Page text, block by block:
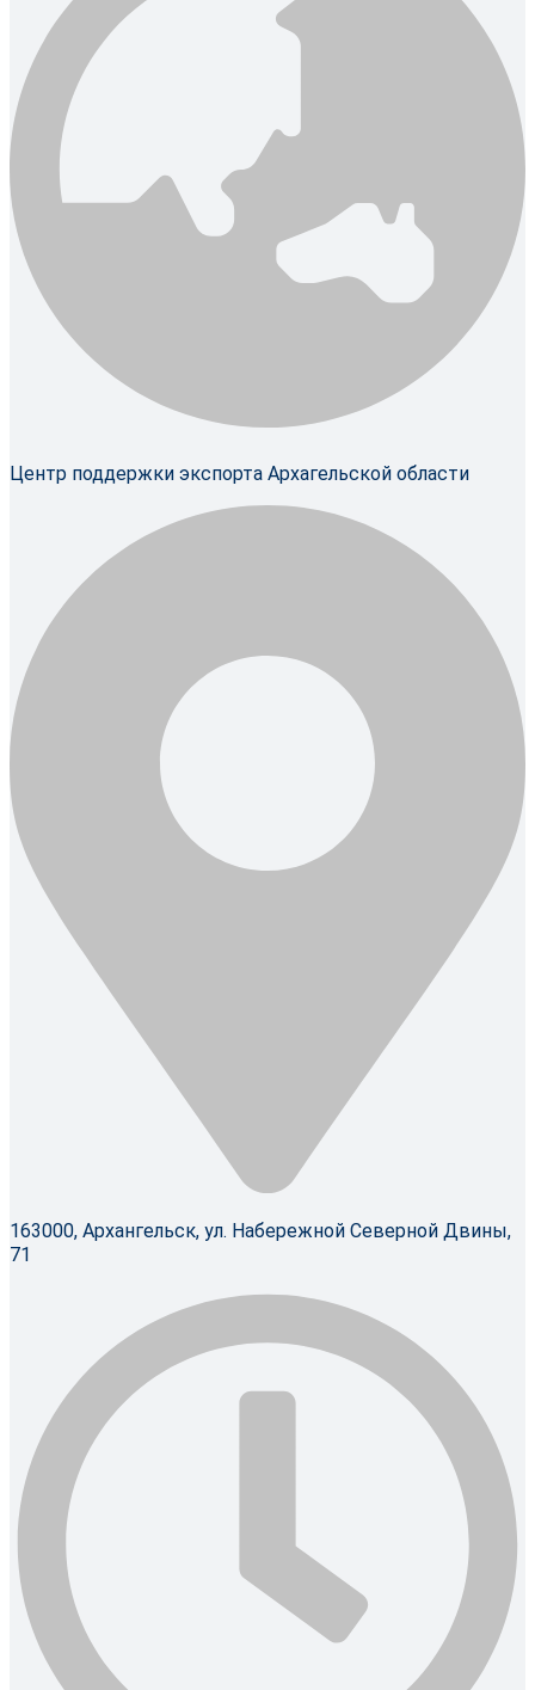
Центр поддержки экспорта Архагельской области
163000, Архангельск, ул. Набережной Северной Двины,
71